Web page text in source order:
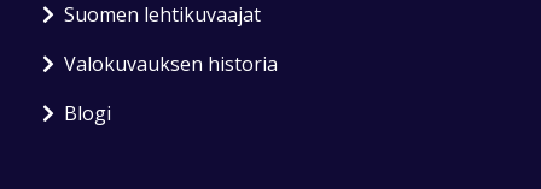
Suomen lehtikuvaajat
Valokuvauksen historia
Blogi